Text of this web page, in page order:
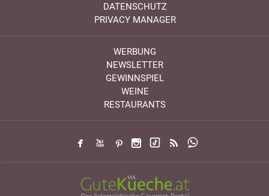
DATENSCHUTZ
PRIVACY MANAGER
WERBUNG
NEWSLETTER
GEWINNSPIEL
WEINE
RESTAURANTS